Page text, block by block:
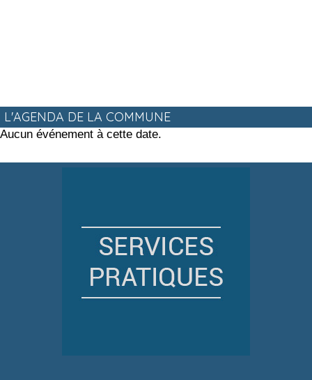
L'AGENDA DE LA COMMUNE
Aucun événement à cette date.